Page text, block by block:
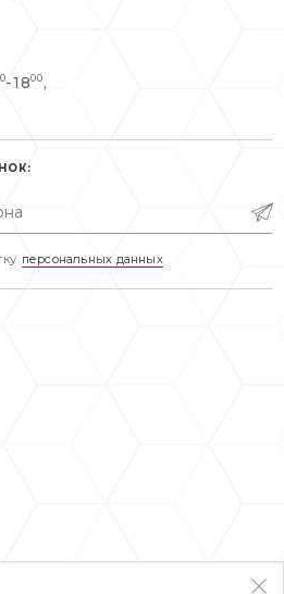
-1800 ,
персональных данных